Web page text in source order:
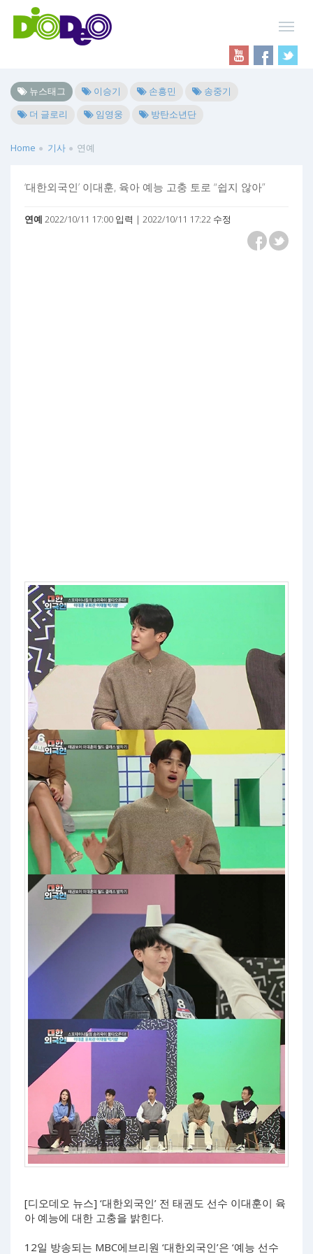
뉴스태그 이승기 손흥민
송중기
더 글로리
임영웅 방탄소년단
Home 기사 연예
‘대한외국인’ 이대훈, 육아 예능 고충 토로 “쉽지 않아”
연예 2022/10/11 17:00 입력 | 2022/10/11 17:22 수정
[디오데오 뉴스] ‘대한외국인’ 전 태권도 선수 이대훈이 육
아 예능에 대한 고충을 밝힌다.
12일 방송되는 MBC에브리원 ‘대한외국인’은 ‘예능 선수